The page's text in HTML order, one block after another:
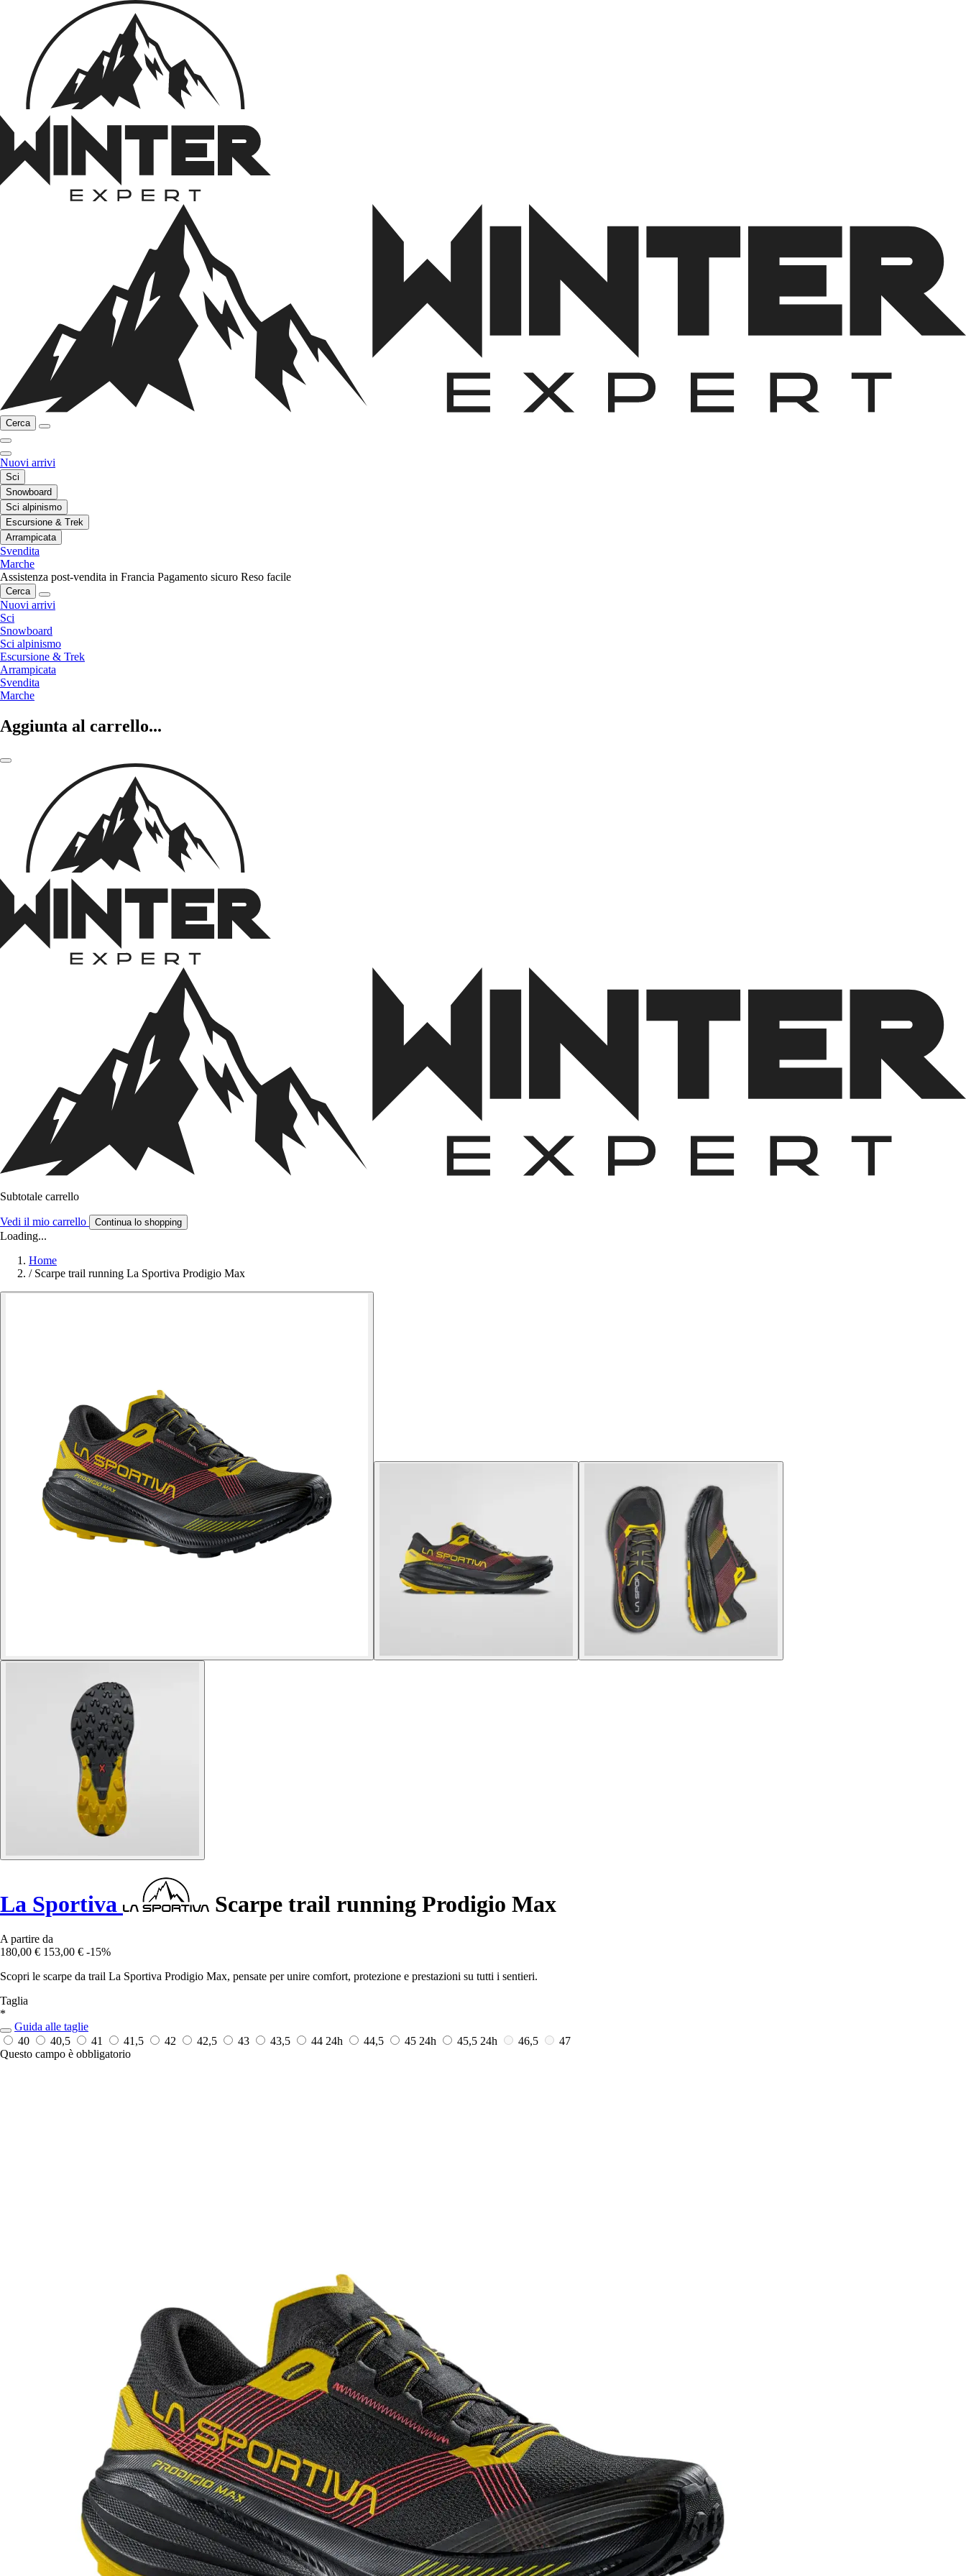
Cerca
Nuovi arrivi
Sci
Snowboard
Sci alpinismo
Escursione & Trek
Arrampicata
Svendita
Marche
Assistenza post-vendita in Francia Pagamento sicuro Reso facile
Cerca
Nuovi arrivi
Sci
Snowboard
Sci alpinismo
Escursione & Trek
Arrampicata
Svendita
Marche
Aggiunta al carrello...
Subtotale carrello
Vedi il mio carrello Continua lo shopping
Loading...
Home
/ Scarpe trail running La Sportiva Prodigio Max
La Sportiva Scarpe trail running Prodigio Max
A partire da
180,00 € 153,00 € -15%
Scopri le scarpe da trail La Sportiva Prodigio Max, pensate per unire comfort, protezione e prestazioni su tutti i sentieri.
Taglia
*
Guida alle taglie
40
40,5 41 41,5 42 42,5 43 43,5 44 24h 44,5 45 24h 45,5 24h 46,5
47
Questo campo è obbligatorio